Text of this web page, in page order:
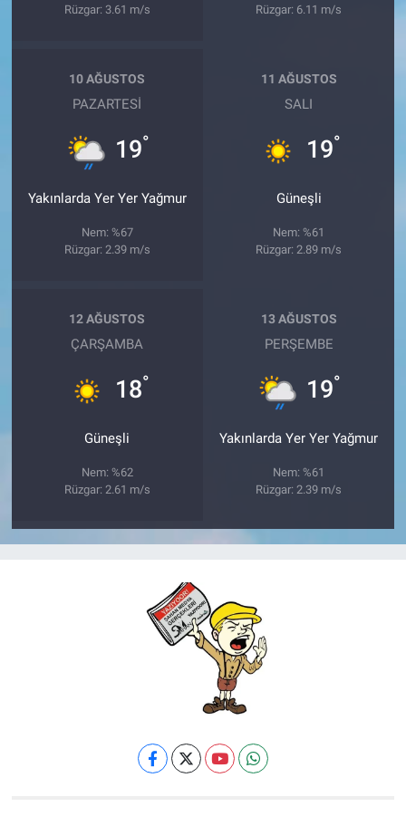
Rüzgar: 3.61 m/s
Rüzgar: 6.11 m/s
10 AĞUSTOS
PAZARTESI
19°
Yakınlarda Yer Yer Yağmur
Nem: %67
Rüzgar: 2.39 m/s
11 AĞUSTOS
SALI
19°
Güneşli
Nem: %61
Rüzgar: 2.89 m/s
12 AĞUSTOS
ÇARŞAMBA
18°
Güneşli
Nem: %62
Rüzgar: 2.61 m/s
13 AĞUSTOS
PERŞEMBE
19°
Yakınlarda Yer Yer Yağmur
Nem: %61
Rüzgar: 2.39 m/s